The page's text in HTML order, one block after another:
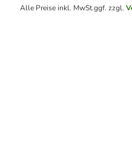
Alle Preise inkl. MwSt.ggf. zzgl.